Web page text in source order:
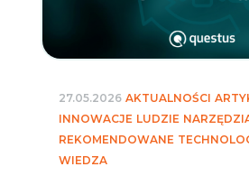
27.05.2026 AKTUALNOŚCI
INNOWACJE LUDZIE
REKOMENDOWANE
WIEDZA